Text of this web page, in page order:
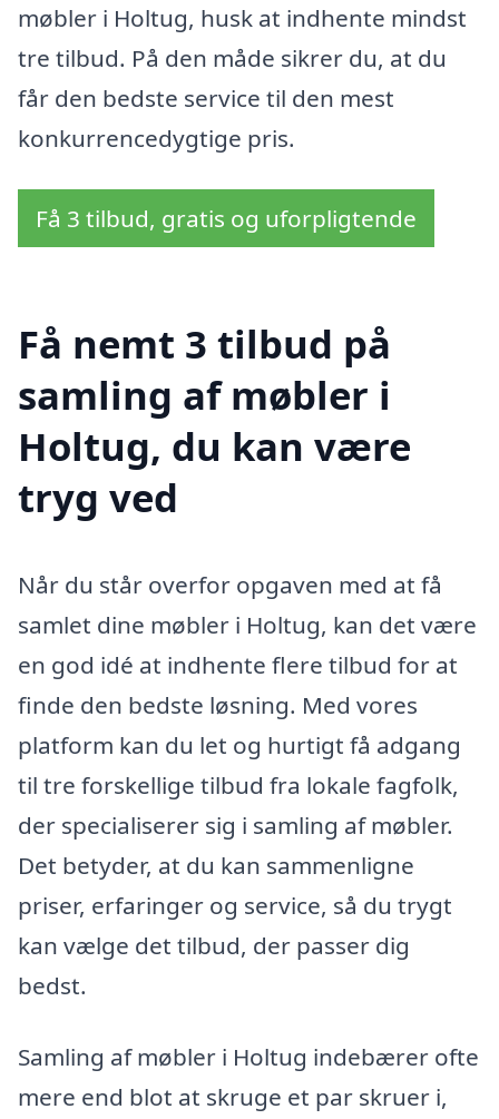
møbler i Holtug, husk at indhente mindst
tre tilbud. På den måde sikrer du, at du
får den bedste service til den mest
konkurrencedygtige pris.
Få 3 tilbud, gratis og uforpligtende
Få nemt 3 tilbud på
samling af møbler i
Holtug, du kan være
tryg ved
Når du står overfor opgaven med at få
samlet dine møbler i Holtug, kan det være
en god idé at indhente flere tilbud for at
finde den bedste løsning. Med vores
platform kan du let og hurtigt få adgang
til tre forskellige tilbud fra lokale fagfolk,
der specialiserer sig i samling af møbler.
Det betyder, at du kan sammenligne
priser, erfaringer og service, så du trygt
kan vælge det tilbud, der passer dig
bedst.
Samling af møbler i Holtug indebærer ofte
mere end blot at skruge et par skruer i,